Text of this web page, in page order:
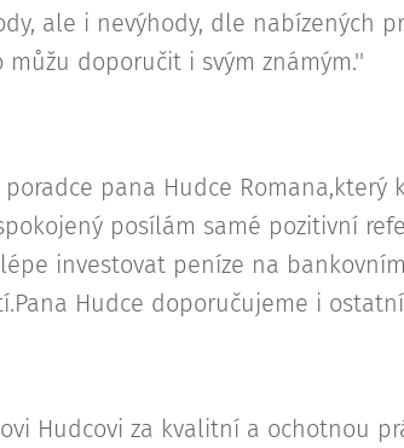
ale i nevýhody, dle nabízených
doporučit i svým známým.''
pana Hudce
posílám samé pozitivní
investovat peníze na
Hudce doporučujeme i
Hudcovi za kvalitní a ochotnou